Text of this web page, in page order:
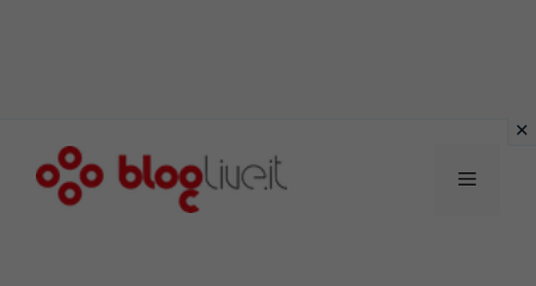
Menu